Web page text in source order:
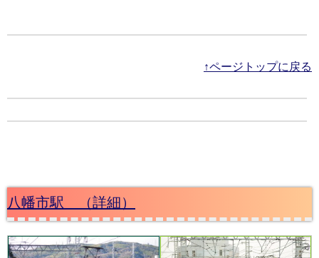
↑ページトップに戻る
八幡市駅 （詳細）